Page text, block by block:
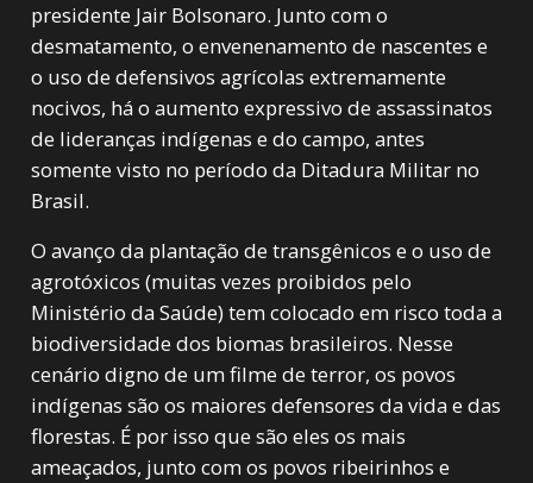
presidente Jair Bolsonaro. Junto com o
desmatamento, o envenenamento de nascentes e
o uso de defensivos agrícolas extremamente
nocivos, há o aumento expressivo de assassinatos
de lideranças indígenas e do campo, antes
somente visto no período da Ditadura Militar no
Brasil.
O avanço da plantação de transgênicos e o uso de
agrotóxicos (muitas vezes proibidos pelo
Ministério da Saúde) tem colocado em risco toda a
biodiversidade dos biomas brasileiros. Nesse
cenário digno de um filme de terror, os povos
indígenas são os maiores defensores da vida e das
florestas. É por isso que são eles os mais
ameaçados, junto com os povos ribeirinhos e